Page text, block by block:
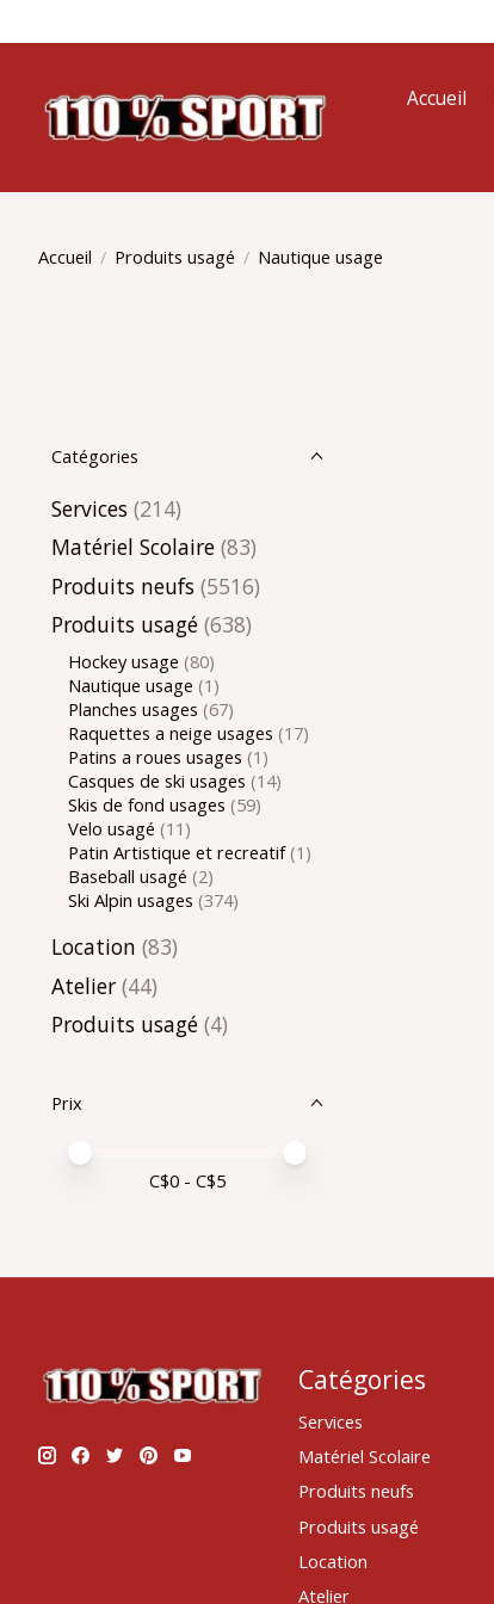
Accueil
Accueil / Produits usagé / Nautique usage
Catégories
Services (214)
Matériel Scolaire (83)
Produits neufs (5516)
Produits usagé (638)
Hockey usage (80)
Nautique usage (1)
Planches usages (67)
Raquettes a neige usages (17)
Patins a roues usages (1)
Casques de ski usages (14)
Skis de fond usages (59)
Velo usagé (11)
Patin Artistique et recreatif (1)
Baseball usagé (2)
Ski Alpin usages (374)
Location (83)
Atelier (44)
Produits usagé (4)
Prix
Prix minimum
Price maximum value
C$0 - C$5
Catégories
Services
Matériel Scolaire
Produits neufs
Produits usagé
Location
Atelier